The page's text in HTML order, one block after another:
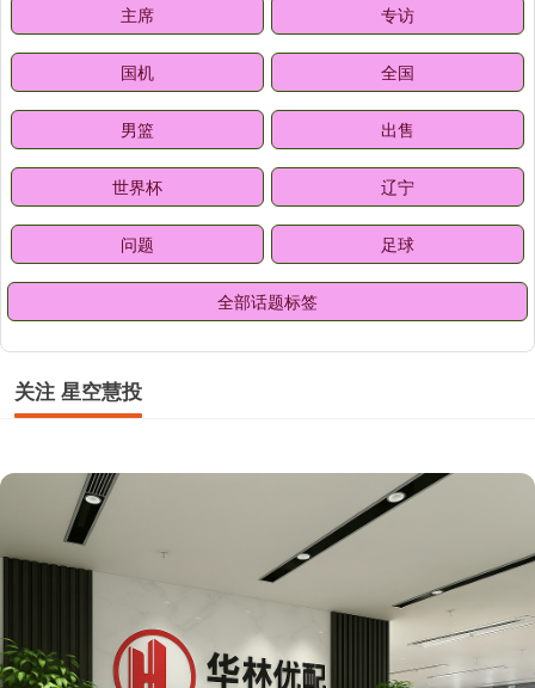
主席 专访
国机 全国
男篮 出售
世界杯 辽宁
问题 足球
全部话题标签
关注 星空慧投